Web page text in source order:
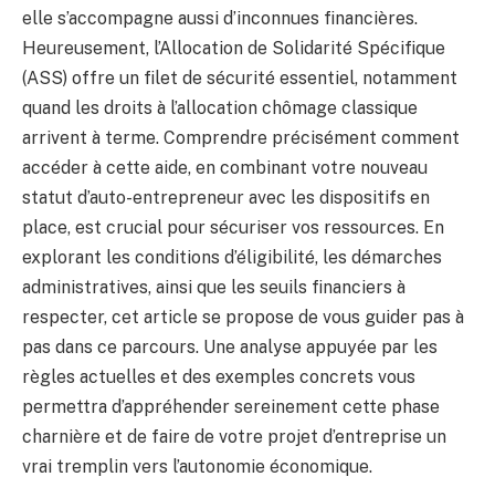
elle s’accompagne aussi d’inconnues financières.
Heureusement, l’Allocation de Solidarité Spécifique
(ASS) offre un filet de sécurité essentiel, notamment
quand les droits à l’allocation chômage classique
arrivent à terme. Comprendre précisément comment
accéder à cette aide, en combinant votre nouveau
statut d’auto-entrepreneur avec les dispositifs en
place, est crucial pour sécuriser vos ressources. En
explorant les conditions d’éligibilité, les démarches
administratives, ainsi que les seuils financiers à
respecter, cet article se propose de vous guider pas à
pas dans ce parcours. Une analyse appuyée par les
règles actuelles et des exemples concrets vous
permettra d’appréhender sereinement cette phase
charnière et de faire de votre projet d’entreprise un
vrai tremplin vers l’autonomie économique.